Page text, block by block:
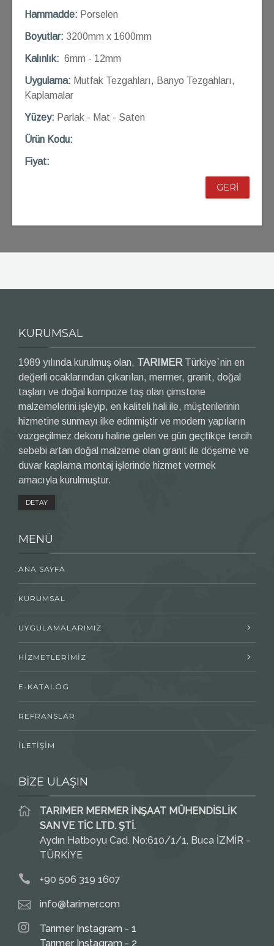
Hammadde: Porselen
Boyutlar: 3200mm x 1600mm
Kalınlık: 6mm - 12mm
Uygulama: Mutfak Tezgahları, Banyo Tezgahları,
Kaplamalar
Yüzey: Parlak - Mat - Saten
Ürün Kodu:
Fiyat:
GERİ
KURUMSAL
1989 yılında kurulmuş olan, TARIMER Türkiye`nin en
değerli ocaklarından çıkarılan, mermer, granit, doğal
taşları ve doğal kompoze taş olan çimstone
malzemelerini işleyip, en kaliteli hali ile, müşterilerinin
hizmetine sunmayı ilke edinmiştir ve modern yapıların
vazgeçilmez dekoru haline gelen ve gün geçtikçe tercih
sebebi artan doğal malzeme olan granit ile döşeme ve
duvar kaplama montaj işlerinde hizmet vermek
amacıyla kurulmuştur.
DETAY
MENÜ
ANA SAYFA
KURUMSAL
UYGULAMALARIMIZ
HİZMETLERİMİZ
E-KATALOG
REFRANSLAR
İLETİŞİM
BİZE ULAŞIN
TARIMER MERMER İNŞAAT MÜHENDİSLİK
SAN VE TİC LTD. ŞTİ.
Aydın Hatboyu Cad. No:610/1/1, Buca İZMİR -
TÜRKİYE
+90 506 319 1607
info@tarimer.com
Tarımer Instagram - 1
Tarımer Instagram - 2